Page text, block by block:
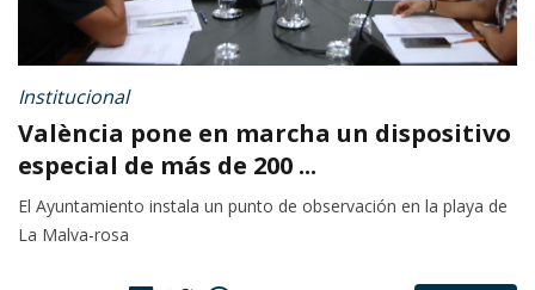
Institucional
València pone en marcha un dispositivo
especial de más de 200 ...
El Ayuntamiento instala un punto de observación en la playa de
La Malva-rosa